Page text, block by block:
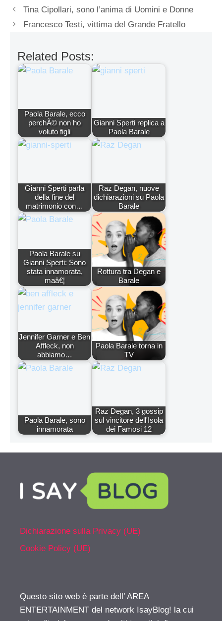
Tina Cipollari, sono l’anima di Uomini e Donne
Francesco Testi, vittima del Grande Fratello
Related Posts:
Paola Barale, ecco
perchÃ© non ho
voluto figli
Gianni Sperti replica a
Paola Barale
Gianni Sperti parla
della fine del
matrimonio con…
Raz Degan, nuove
dichiarazioni su Paola
Barale
Paola Barale su
Gianni Sperti: Sono
stata innamorata,
maâ€¦
Rottura tra Degan e
Barale
Jennifer Garner e Ben
Affleck, non
abbiamo…
Paola Barale torna in
TV
Paola Barale, sono
innamorata
Raz Degan, 3 gossip
sul vincitore dell'Isola
dei Famosi 12
Dichiarazione sulla Privacy (UE)
Cookie Policy (UE)
Questo sito web è parte dell’ AREA
ENTERTAINMENT del network IsayBlog! la cui